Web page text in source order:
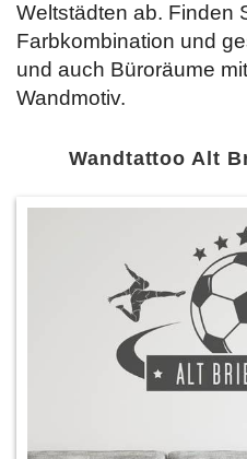
Weltstädten ab. Finden
Farbkombination und
und auch Büroräume
Wandmotiv.
Wandtattoo Alt